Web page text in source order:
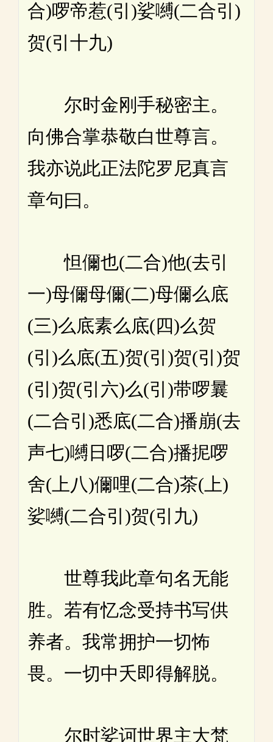
合)啰帝惹(引)娑嚩(二合引)
贺(引十九)
尔时金刚手秘密主。
向佛合掌恭敬白世尊言。
我亦说此正法陀罗尼真言
章句曰。
怛儞也(二合)他(去引
一)母儞母儞(二)母儞么底
(三)么底素么底(四)么贺
(引)么底(五)贺(引)贺(引)贺
(引)贺(引六)么(引)带啰曩
(二合引)悉底(二合)播崩(去
声七)嚩日啰(二合)播抳啰
舍(上八)儞哩(二合)茶(上)
娑嚩(二合引)贺(引九)
世尊我此章句名无能
胜。若有忆念受持书写供
养者。我常拥护一切怖
畏。一切中夭即得解脱。
尔时娑诃世界主大梵